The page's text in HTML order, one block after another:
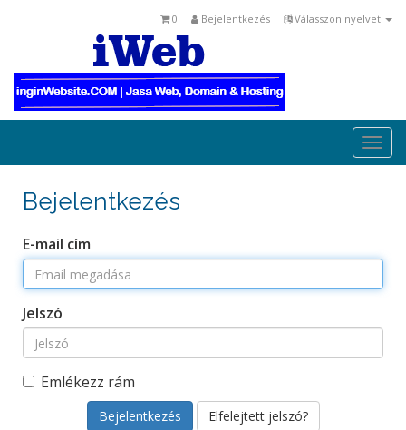
Válasszon nyelvet
Bejelentkezés
0
Bejelentkezés
E-mail cím
Jelszó
Emlékezz rám
Elfelejtett jelszó?